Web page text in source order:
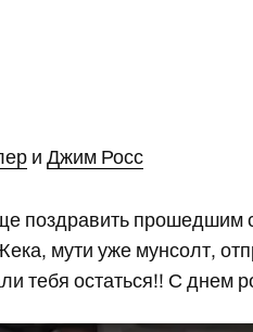
иДжим Росс
поздравить прошедшим
мути уже мунсолт,
тебя остаться!! С днем